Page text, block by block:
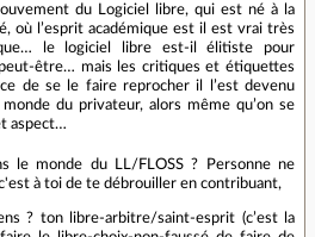
du Logiciel libre, qui est né à la
où l’esprit académique est il est vrai très
le logiciel libre est-il élitiste pour
être… mais les critiques et étiquettes
de se le faire reprocher il l’est devenu
du privateur, alors même qu’on se
aspect…
le monde du LL/FLOSS ? Personne ne
à toi de te débrouiller en contribuant,
? ton libre-arbitre/saint-esprit (c’est la